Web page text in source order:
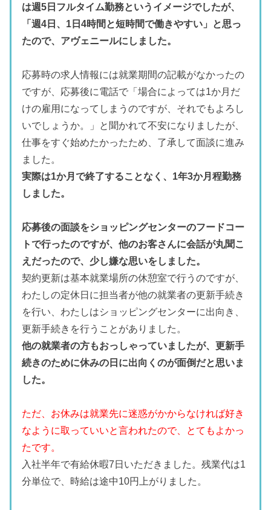
は週5日フルタイム勤務というイメージでしたが、
「週4日、1日4時間と短時間で働きやすい」と思っ
たので、アヴェニールにしました。
応募時の求人情報には就業期間の記載がなかったの
ですが、応募後に電話で「場合によっては1か月だ
けの雇用になってしまうのですが、それでもよろし
いでしょうか。」と聞かれて不安になりましたが、
仕事をすぐ始めたかったため、了承して面談に進み
ました。
実際は1か月で終了することなく、1年3か月程勤務
しました。
応募後の面談をショッピングセンターのフードコー
トで行ったのですが、他のお客さんに会話が丸聞こ
えだったので、少し嫌な思いをしました。
契約更新は基本就業場所の休憩室で行うのですが、
わたしの定休日に担当者が他の就業者の更新手続き
を行い、わたしはショッピングセンターに出向き、
更新手続きを行うことがありました。
他の就業者の方もおっしゃっていましたが、更新手
続きのために休みの日に出向くのが面倒だと思いま
した。
ただ、お休みは就業先に迷惑がかからなければ好き
なように取っていいと言われたので、とてもよかっ
たです。
入社半年で有給休暇7日いただきました。残業代は1
分単位で、時給は途中10円上がりました。